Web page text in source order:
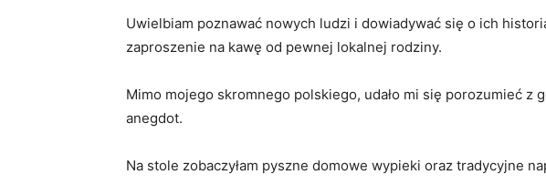
Uwielbiam ⁤poznawać nowych ludzi i dowiadywać się o ​ich‍
zaproszenie na kawę od pewnej‍ lokalnej rodziny.
Mimo mojego skromnego polskiego, udało mi się⁤ porozumieć
anegdot.
Na⁣ stole zobaczyłam pyszne domowe wypieki oraz tradycyjne